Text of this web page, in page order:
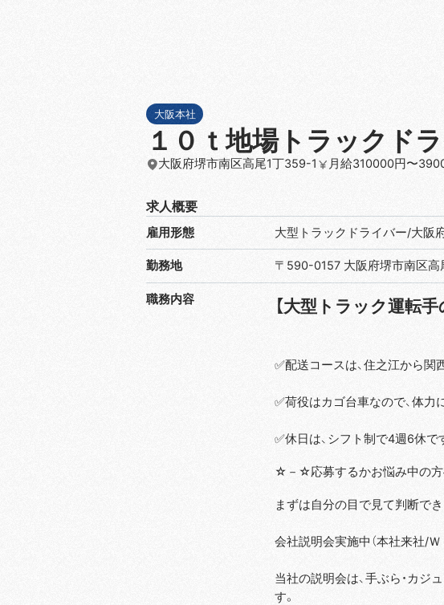
大阪本社
１０ｔ地場トラックド
大阪府堺市南区高尾1丁359-1 月給310000円〜
求人概要
雇用形態 大型トラックドライバー/大阪
勤務地 〒590-0157 大阪府堺市南区高
職務内容 【大型トラック運転手
✅配送コースは、住之江から関
✅荷役はカゴ台車なので、体力
✅休日は、シフト制で4週6休で
☆－☆応募するかお悩み中の
まずは自分の目で見て判断で
会社説明会実施中（本社来社/Ｗ
当社の説明会は、手ぶら・カジ
す。